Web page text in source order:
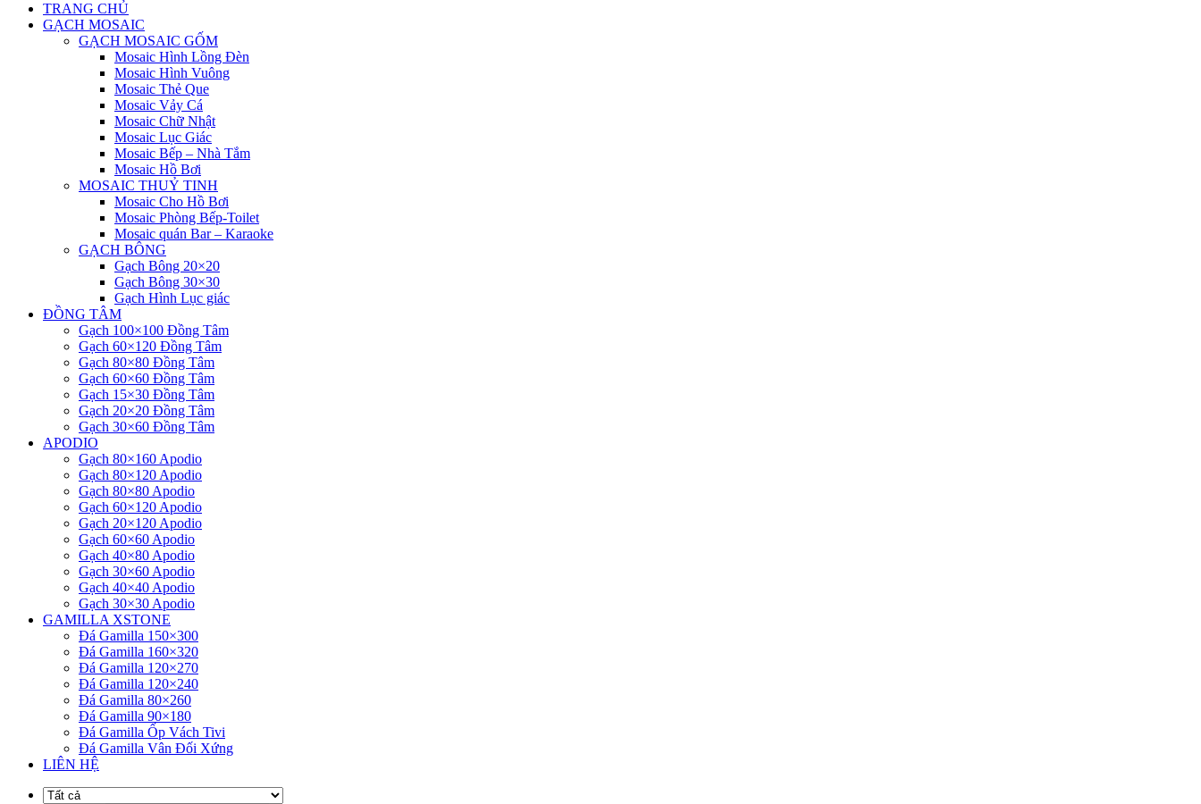
TRANG CHỦ
GẠCH MOSAIC
GẠCH MOSAIC GỐM
Mosaic Hình Lồng Đèn
Mosaic Hình Vuông
Mosaic Thẻ Que
Mosaic Vảy Cá
Mosaic Chữ Nhật
Mosaic Lục Giác
Mosaic Bếp – Nhà Tắm
Mosaic Hồ Bơi
MOSAIC THUỶ TINH
Mosaic Cho Hồ Bơi
Mosaic Phòng Bếp-Toilet
Mosaic quán Bar – Karaoke
GẠCH BÔNG
Gạch Bông 20×20
Gạch Bông 30×30
Gạch Hình Lục giác
ĐỒNG TÂM
Gạch 100×100 Đồng Tâm
Gạch 60×120 Đồng Tâm
Gạch 80×80 Đồng Tâm
Gạch 60×60 Đồng Tâm
Gạch 15×30 Đồng Tâm
Gạch 20×20 Đồng Tâm
Gạch 30×60 Đồng Tâm
APODIO
Gạch 80×160 Apodio
Gạch 80×120 Apodio
Gạch 80×80 Apodio
Gạch 60×120 Apodio
Gạch 20×120 Apodio
Gạch 60×60 Apodio
Gạch 40×80 Apodio
Gạch 30×60 Apodio
Gạch 40×40 Apodio
Gạch 30×30 Apodio
GAMILLA XSTONE
Đá Gamilla 150×300
Đá Gamilla 160×320
Đá Gamilla 120×270
Đá Gamilla 120×240
Đá Gamilla 80×260
Đá Gamilla 90×180
Đá Gamilla Ốp Vách Tivi
Đá Gamilla Vân Đối Xứng
LIÊN HỆ